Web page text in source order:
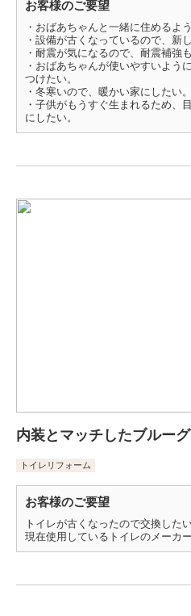
お客様のご要望
・おばあちゃんと一緒に住めるよ
・設備が古くなっているので、新
・耐震が気になるので、耐震補強
・おばあちゃんが使いやすいよう
つけたい。
・冬寒いので、暖かい家にしたい。
・子供がもうすぐ生まれるため、
にしたい。
内装とマッチしたブルー
トイレリフォーム
お客様のご要望
トイレが古くなったので交換したい
現在使用しているトイレのメーカ